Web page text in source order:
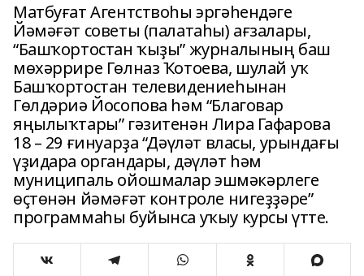
Матбуғат Агентствоһы эргәһендәге
Йәмәғәт советы (палатаһы) ағзалары,
“Башҡортостан ҡыҙы” журналының баш
мөхәррире Гөлназ Ҡотоева, шулай уҡ
Башҡортостан телевидениеһынан
Гөлдәриә Йосопова һәм “Благовар
яңылыҡтары” гәзитенән Лира Гафарова
18 – 29 ғинуарҙа “Дәүләт власы, урындағы
үҙидара органдары, дәүләт һәм
муниципаль ойошмалар эшмәкәрлеге
өҫтөнән йәмәғәт контроле нигеҙҙәре”
программаһы буйынса уҡыу курсы үтте.